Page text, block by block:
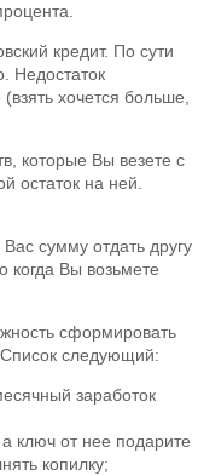
кредит. По сути
Недостаток
хочется больше,
которые Вы везете с
остаток на ней.
сумму отдать другу
когда Вы возьмете
сформировать
Список следующий:
заработок
ключ от нее подарите
копилку;